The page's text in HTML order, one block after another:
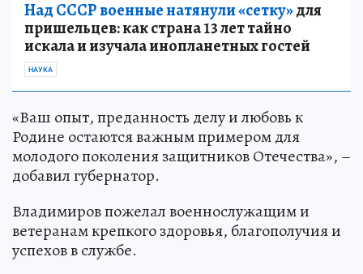
Над СССР военные натянули «сетку»для
пришельцев: как страна 13 лет тайно
искала и изучала инопланетных гостей
НАУКА
«Ваш опыт, преданность делу и любовь к
Родине остаются важным примером для
молодого поколения защитников Отечества», –
добавил губернатор.
Владимиров пожелал военнослужащим и
ветеранам крепкого здоровья, благополучия и
успехов в службе.